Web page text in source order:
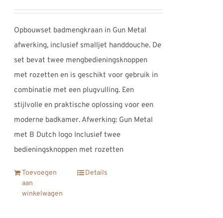
Opbouwset badmengkraan in Gun Metal
afwerking, inclusief smalljet handdouche. De
set bevat twee mengbedieningsknoppen
met rozetten en is geschikt voor gebruik in
combinatie met een plugvulling. Een
stijlvolle en praktische oplossing voor een
moderne badkamer. Afwerking: Gun Metal
met B Dutch logo Inclusief twee
bedieningsknoppen met rozetten
Toevoegen
aan
winkelwagen
Details